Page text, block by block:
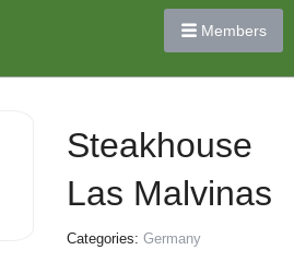
Members
Steakhouse
Las Malvinas
Categories: Germany